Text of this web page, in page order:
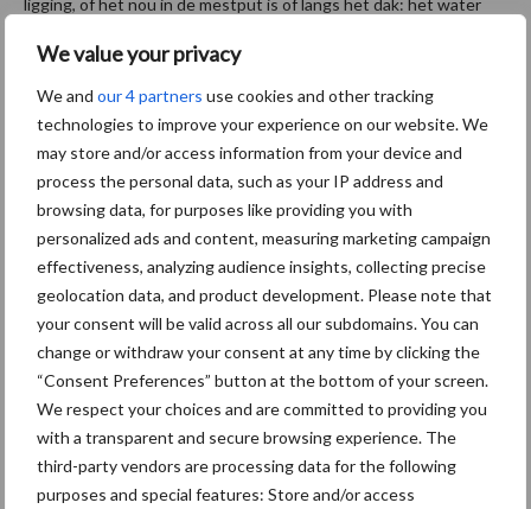
We value your privacy
We and our 4 partners use cookies and other tracking
technologies to improve your experience on our website. We
may store and/or access information from your device and
process the personal data, such as your IP address and
browsing data, for purposes like providing you with
personalized ads and content, measuring marketing campaign
effectiveness, analyzing audience insights, collecting precise
geolocation data, and product development. Please note that
your consent will be valid across all our subdomains. You can
change or withdraw your consent at any time by clicking the
“Consent Preferences” button at the bottom of your screen.
We respect your choices and are committed to providing you
with a transparent and secure browsing experience. The
third-party vendors are processing data for the following
purposes and special features: Store and/or access
ligging, of het nou in de mestput is of langs het dak: het water
water, leidingen of drinkbak. We geven veel geld uit aan
stalinrichting en rantsoen, terwijl het water een gigantische rol
speelt. Als melkveehouder liggen daar je kansen.”
Is jouw drinkwater in orde?
Klaas besluit met een simpele tip: “Wist je dat een koe minimaal
11 seconden moet plassen? Als ze korter plast drinkt ze te
weinig, wat betekent dat ze niet genoeg water drinkt omdat de
onderneem actie: elke bacterie in het water is er één teveel.
Watter B.V.
Zwedenlaan 12